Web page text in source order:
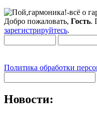
Добро пожаловать, Гость.
зарегистрируйтесь.
Политика обработки
Новости: